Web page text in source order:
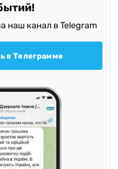
наш канал в Telegram
в Телеграмме